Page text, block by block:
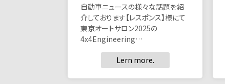
自動車ニュースの様々な話題を紹
介しております【レスポンス】様にて
東京オートサロン2025の
4x4Engineering…
Lern more.